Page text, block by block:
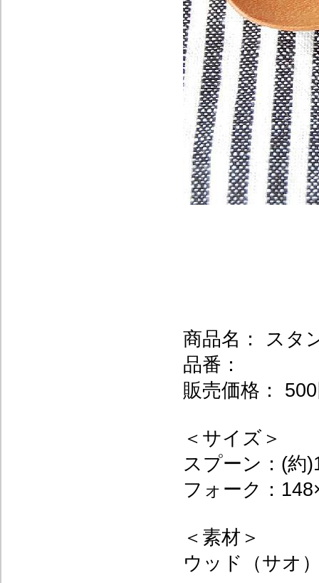
商品名： スタ
品番：
販売価格：
＜サイズ＞
スプーン：(約
フォーク：
＜素材＞
ウッド（サオ